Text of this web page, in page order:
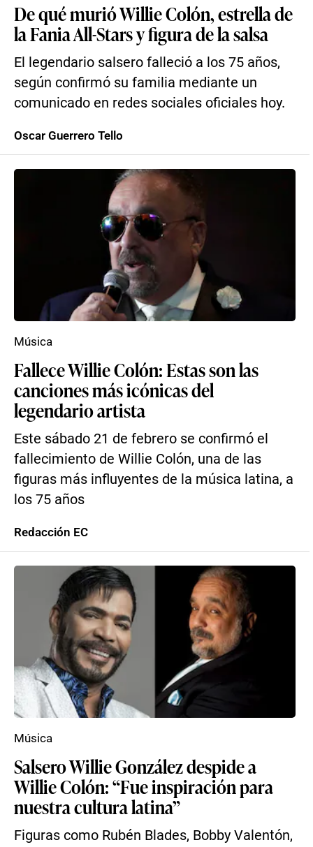
De qué murió Willie Colón, estrella de
la Fania All-Stars y figura de la salsa
El legendario salsero falleció a los 75 años,
según confirmó su familia mediante un
comunicado en redes sociales oficiales hoy.
Oscar Guerrero Tello
Fallece Willie Colón: Estas son las
canciones más icónicas del
legendario artista
Este sábado 21 de febrero se confirmó el
fallecimiento de Willie Colón, una de las
figuras más influyentes de la música latina, a
los 75 años
Música
Redacción EC
Salsero Willie González despide a
Willie Colón: “Fue inspiración para
nuestra cultura latina”
Figuras como Rubén Blades, Bobby Valentón,
Música